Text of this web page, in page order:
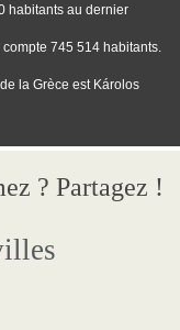
habitants au dernier
compte 745 514 habitants.
la Grèce est Károlos
? Partagez !